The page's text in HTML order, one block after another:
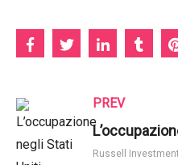
PREV
Russell